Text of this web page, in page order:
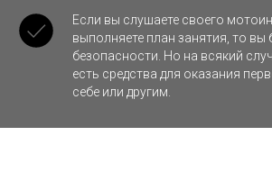
Если вы слушаете своего
выполняете план занятия, то вы
безопасности. Но на всякий
есть средства для оказания
себе или другим.